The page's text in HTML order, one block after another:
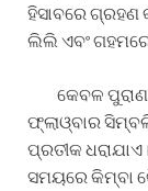
ହିସାବରେ ଗ୍ରହଣ
ଲିଲି ଏବଂ
କେବଳ ପୁରାଣ
ଫ୍ଲାଓ୍ବାର
ପ୍ରତୀକ
ସମୟରେ କିମ୍ବା